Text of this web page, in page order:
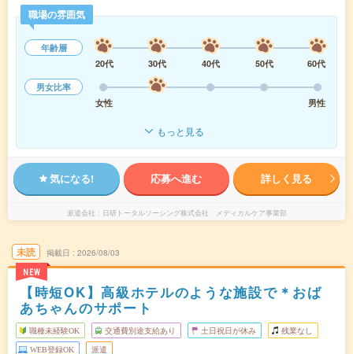
職場の雰囲気
年齢層
20代
30代 40代 50代
60代
男女比率
女性
男性
もっと見る
気になる! 応募へ進む 詳しく見る
派遣会社 日研トータルソーシング株式会社 メディカルケア事業部
未読
NEW
掲載日 2026/08/03
【時短OK】高級ホテルのような施設で＊おば
あちゃんのサポート
職種未経験OK 交通費別途支給あり 土日祝日が休み 残業なし
WEB登録OK 派遣